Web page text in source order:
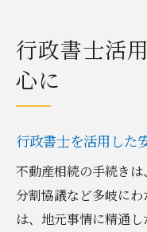
行政書士活
心に
行政書士を活用した
不動産相続の手続き
分割協議など多岐に
は、地元事情に精通